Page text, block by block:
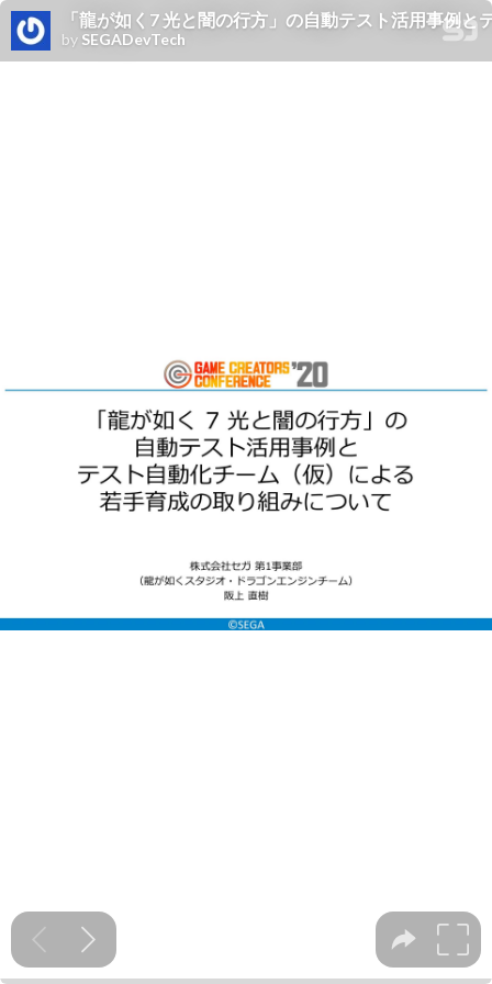
「龍が如く7 光と闇の行方」の自動テスト活用事例
by SEGADevTech